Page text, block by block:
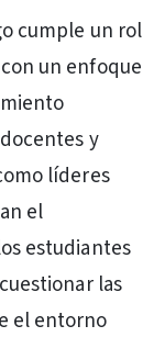
cumple un rol
un enfoque
y
líderes
el
estudiantes
las
el entorno